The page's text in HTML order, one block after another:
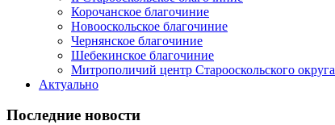
Корочанское благочиние
Новооскольское благочиние
Чернянское благочиние
Шебекинское благочиние
Митрополичий центр Старооскольского округа
Актуально
Последние новости